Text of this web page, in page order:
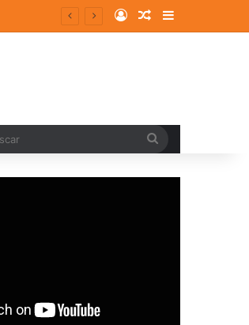
Log InRandom Article
Sidebar